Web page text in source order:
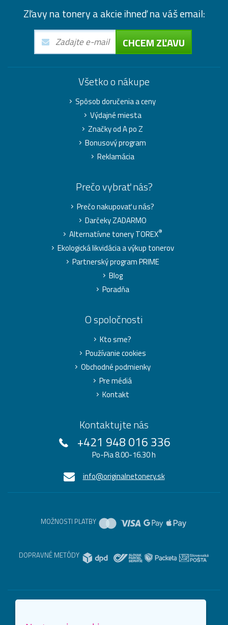
Zľavy na tonery a akcie ihneď na váš email:
CHCEM ZĽAVU
Všetko o nákupe
Spôsob doručenia a ceny
Výdajné miesta
Značky od A po Z
Bonusový program
Reklamácia
Prečo vybrať nás?
Prečo nakupovať u nás?
Darčeky ZADARMO
Alternatívne tonery TOREX®
Ekologická likvidácia a výkup tonerov
Partnerský program PRIME
Blog
Poradňa
O spoločnosti
Kto sme?
Používanie cookies
Obchodné podmienky
Pre médiá
Kontakt
Kontaktujte nás
+421 948 016 336
Po-Pia 8.00-16.30 h
info@originalnetonery.sk
MOŽNOSTI PLATBY
DOPRAVNÉ METÓDY